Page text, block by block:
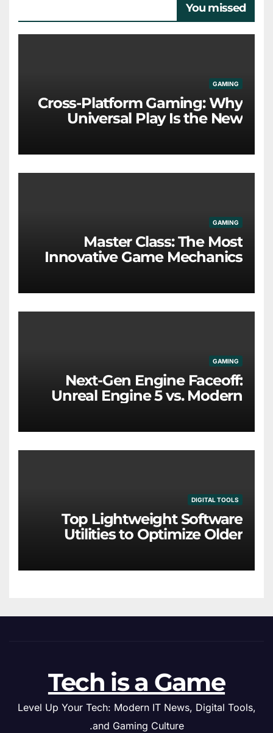
You missed
GAMING
Cross-Platform Gaming: Why
Universal Play Is the New
GAMING
Master Class: The Most
Innovative Game Mechanics
GAMING
Next-Gen Engine Faceoff:
Unreal Engine 5 vs. Modern
DIGITAL TOOLS
Top Lightweight Software
Utilities to Optimize Older
Tech is a Game
Level Up Your Tech: Modern IT News, Digital Tools,
and Gaming Culture.